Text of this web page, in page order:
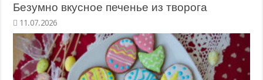
Безумно вкусное печенье из творога
11.07.2026